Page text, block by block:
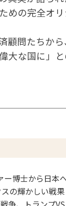
めの完全オリ
顧問たちから
大な国に」
博士から日本
の輝かしい戦果